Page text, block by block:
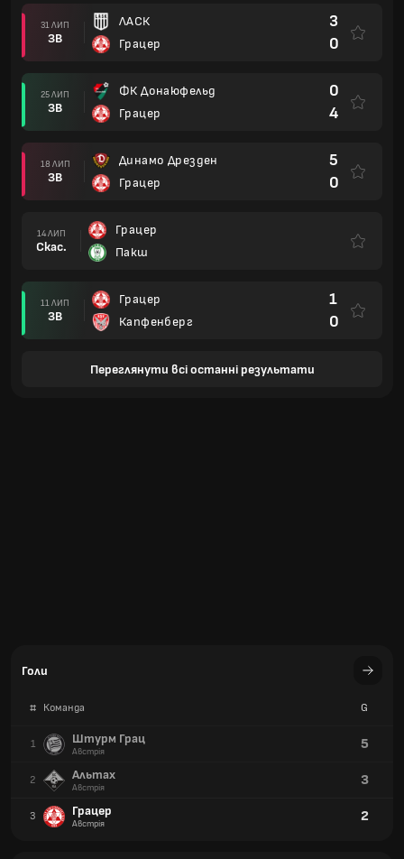
31 ЛИП
ЗВ
ЛАСК
Грацер
3
0
25 ЛИП
ЗВ
ФК Донаюфельд
Грацер
0
4
18 ЛИП
ЗВ
Динамо Дрезден
Грацер
5
0
14 ЛИП
Скас.
Грацер
Пакш
11 ЛИП
ЗВ
Грацер
Капфенберг
1
0
Переглянути всі останні результати
Голи
# Команда G
1 Штурм Грац
Австрія 5
2 Альтах
Австрія 3
3 Грацер
Австрія 2